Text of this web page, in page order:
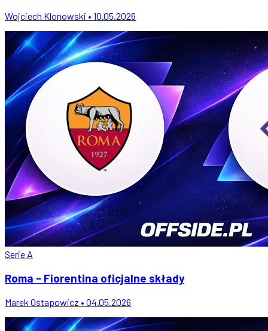
Wojciech Klonowski • 10.05.2026
Serie A
Roma - Fiorentina oficjalne składy
Marek Ostapowicz • 04.05.2026